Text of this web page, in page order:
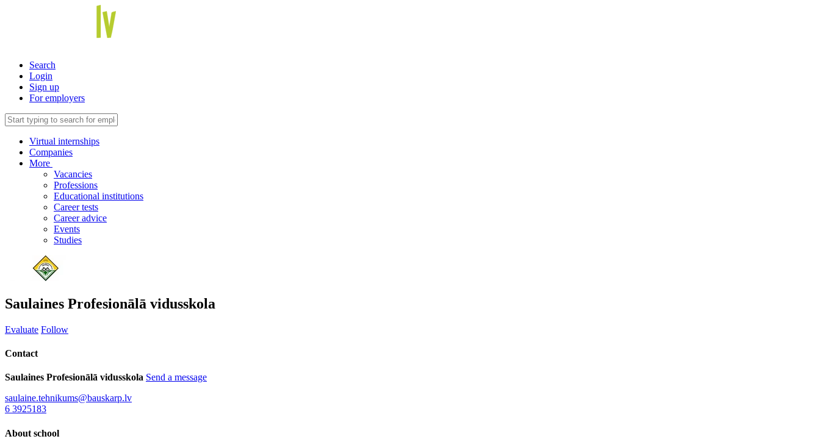
Search
Login
Sign up
For employers
Virtual internships
Companies
More
Vacancies
Professions
Educational institutions
Career tests
Career advice
Events
Studies
Saulaines Profesionālā vidusskola
Evaluate Follow
Contact
Saulaines Profesionālā vidusskola Send a message
saulaine.tehnikums@bauskarp.lv
6 3925183
About school